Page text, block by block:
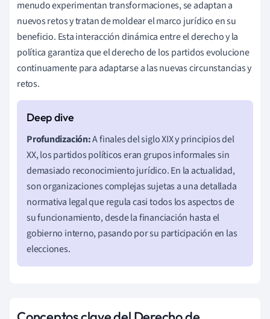
menudo experimentan transformaciones, se adaptan a
nuevos retos y tratan de moldear el marco jurídico en su
beneficio. Esta interacción dinámica entre el derecho y la
política garantiza que el derecho de los partidos evolucione
continuamente para adaptarse a las nuevas circunstancias y
retos.
Profundización:A finales del siglo XIX y principios del
XX, los partidos políticos eran grupos informales sin
demasiado reconocimiento jurídico. En la actualidad,
son organizaciones complejas sujetas a una detallada
normativa legal que regula casi todos los aspectos de
su funcionamiento, desde la financiación hasta el
gobierno interno, pasando por su participación en las
elecciones.